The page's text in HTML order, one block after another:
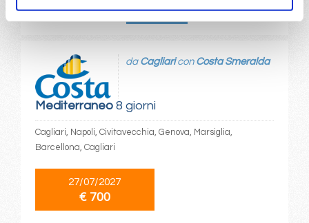
DETTAGLI
Mediterraneo8 giorni
da Cagliaricon Costa Smeralda
Cagliari, Napoli, Civitavecchia, Genova, Marsiglia,
Barcellona, Cagliari
27/07/2027
€ 700